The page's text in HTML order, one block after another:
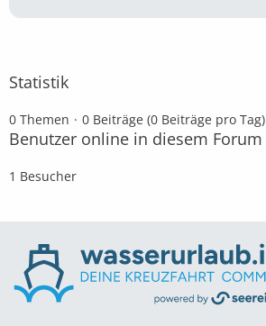
Statistik
0 Themen 0 Beiträge (0 Beiträge pro Tag)
Benutzer online in diesem Forum
1 Besucher